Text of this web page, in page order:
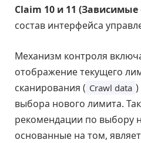
Claim 10 и 11 (Зависимые
состав интерфейса
Механизм контроля
отображение текущего
сканирования ( Crawl data
выбора нового лимита.
рекомендации по выбору
основанные на том,